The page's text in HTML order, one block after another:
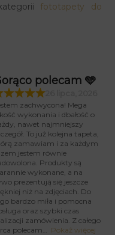
fototapety do
polecam 🩵
zachwycona! Mega
wykonania i dbałość o
nawet najmniejszy
To już kolejna tapeta,
zamawiam i za każdym
jestem równie
Produkty są
wykonane, a na
prezentują się jeszcze
niż na zdjęciach. Do
bardzo miła i pomocna
oraz szybki czas
zamówienia. Z całego
polecam
Pokaż więcej